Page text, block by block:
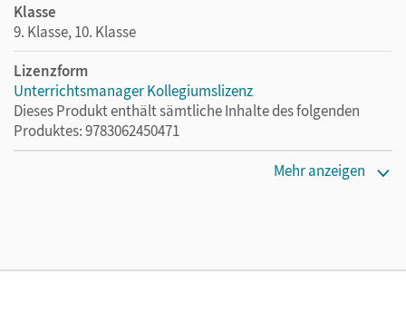
Klasse
9. Klasse, 10. Klasse
Lizenzform
Unterrichtsmanager Kollegiumslizenz
Dieses Produkt enthält sämtliche Inhalte des folgenden
Produktes: 9783062450471
Unterrichtsmanagers solange das Lehrwerk erhältlich ist.
Mehr anzeigen